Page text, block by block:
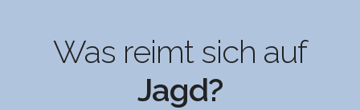
Was reimt sich auf
Jagd?